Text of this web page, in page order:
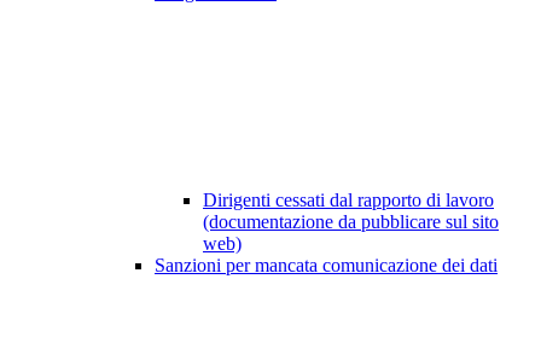
Dirigenti cessati dal rapporto di lavoro
(documentazione da pubblicare sul sito
web)
Sanzioni per mancata comunicazione dei dati